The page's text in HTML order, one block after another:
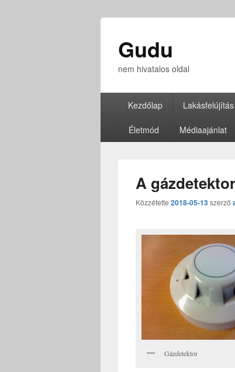
Gudu
nem hivatalos oldal
Kezdőlap
Életmód Médiaajánlat
A
Közzétette 2018-05-13szerző
Gázdetektor